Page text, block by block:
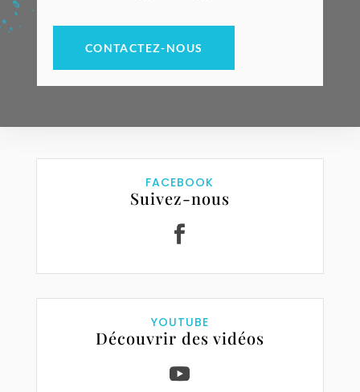
CONTACTEZ-NOUS
FACEBOOK
Suivez-nous
YOUTUBE
Découvrir des vidéos